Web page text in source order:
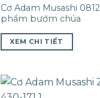
Cơ Adam Musashi
phẩm bướm chúa
XEM CHI TIẾT